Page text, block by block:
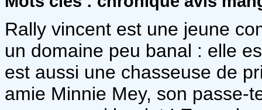
Rally vincent est une jeune
un domaine peu banal : elle
est aussi une chasseuse de
amie Minnie Mey, son passe-